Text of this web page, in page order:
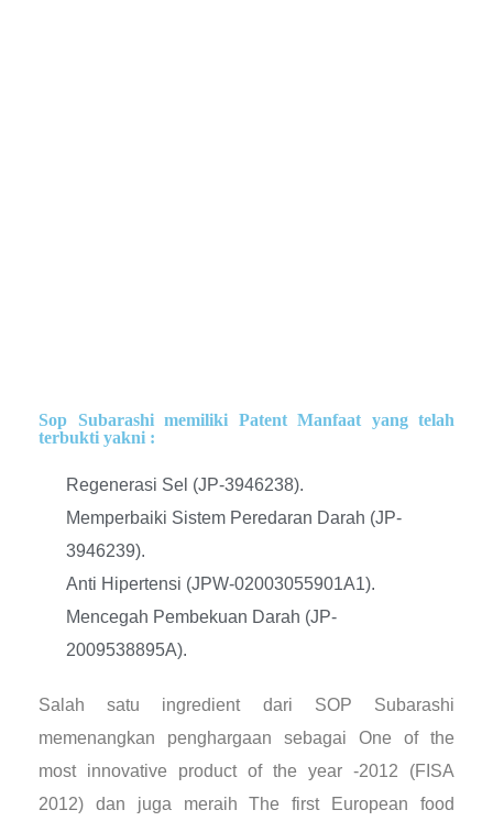
Sop Subarashi memiliki Patent Manfaat yang telah
terbukti yakni :
Regenerasi Sel (JP-3946238).
Memperbaiki Sistem Peredaran Darah (JP-
3946239).
Anti Hipertensi (JPW-02003055901A1).
Mencegah Pembekuan Darah (JP-
2009538895A).
Salah satu ingredient dari SOP Subarashi
memenangkan penghargaan sebagai One of the
most innovative product of the year -2012 (FISA
2012) dan juga meraih The first European food